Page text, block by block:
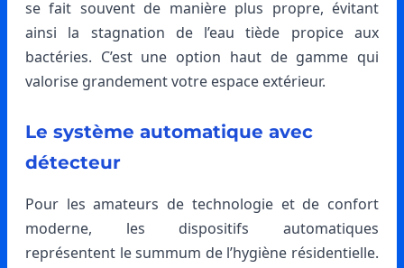
se fait souvent de manière plus propre, évitant
ainsi la stagnation de l’eau tiède propice aux
bactéries. C’est une option haut de gamme qui
valorise grandement votre espace extérieur.
Le système automatique avec
détecteur
Pour les amateurs de technologie et de confort
moderne, les dispositifs automatiques
représentent le summum de l’hygiène résidentielle.